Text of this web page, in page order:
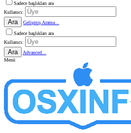
Sadece başlıkları ara
Kullanıcı:
Ara
Gelişmiş Arama...
Sadece başlıkları ara
Kullanıcı:
Ara
Advanced...
Menü